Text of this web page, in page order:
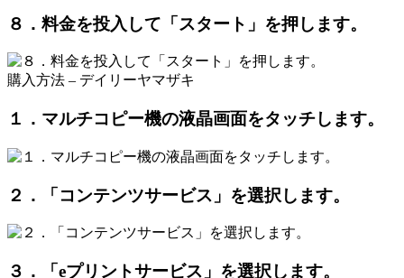
８．料金を投入して「スタート」を押します。
購入方法 – デイリーヤマザキ
１．マルチコピー機の液晶画面をタッチします。
２．「コンテンツサービス」を選択します。
３．「eプリントサービス」を選択します。